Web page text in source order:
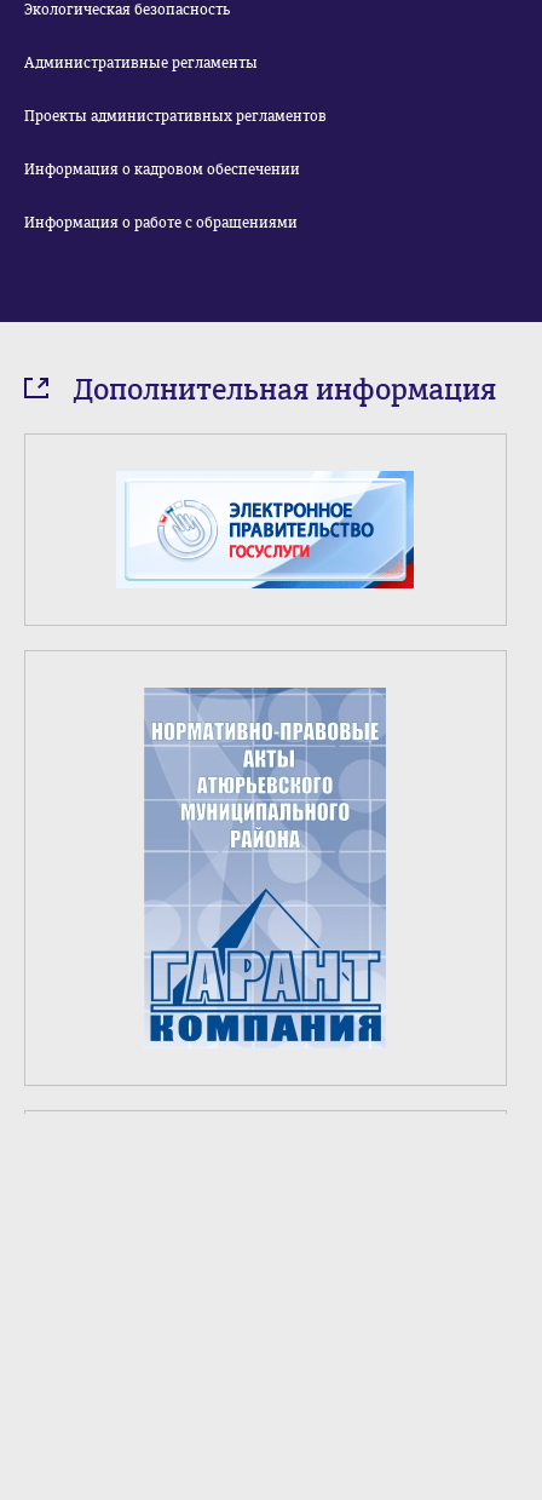
Экологическая безопасность
Административные регламенты
Проекты административных регламентов
Информация о кадровом обеспечении
Информация о работе с обращениями
Дополнительная информация